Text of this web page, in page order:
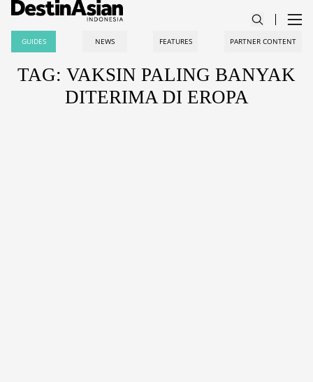
GUIDES NEWS FEATURES PARTNER CONTENT
TAG: VAKSIN PALING BANYAK
DITERIMA DI EROPA